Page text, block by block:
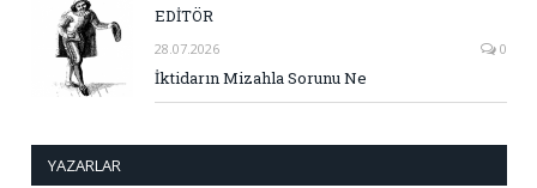
EDİTÖR
28.07.2026 0
İktidarın Mizahla Sorunu Ne
YAZARLAR